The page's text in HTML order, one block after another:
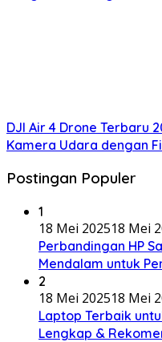
DJI Air 4 Drone Terbaru
Kamera Udara dengan
Postingan Populer
1
18 Mei 202518 Mei
Perbandingan HP
Mendalam untuk
2
18 Mei 202518 Mei
Laptop Terbaik
Lengkap &